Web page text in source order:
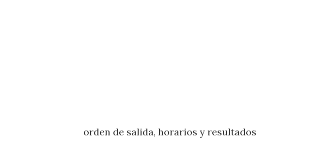
orden de salida, horarios y resultados